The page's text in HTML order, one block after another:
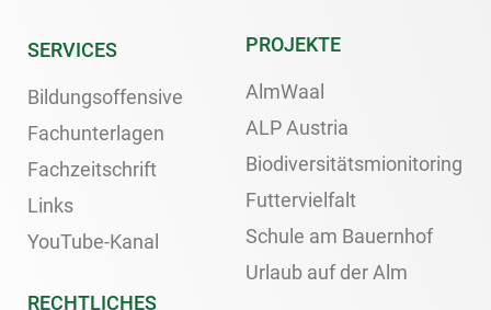
SERVICES
Bildungsoffensive
Fachunterlagen
Fachzeitschrift
Links
YouTube-Kanal
PROJEKTE
AlmWaal
ALP Austria
Biodiversitätsmionitoring
Futtervielfalt
Schule am Bauernhof
Urlaub auf der Alm
RECHTLICHES